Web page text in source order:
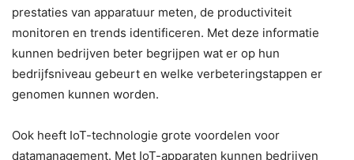
prestaties van apparatuur meten, de productiviteit
monitoren en trends identificeren. Met deze informatie
kunnen bedrijven beter begrijpen wat er op hun
bedrijfsniveau gebeurt en welke verbeteringstappen er
genomen kunnen worden.
Ook heeft IoT-technologie grote voordelen voor
datamanagement. Met IoT-apparaten kunnen bedrijven